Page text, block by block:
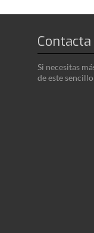
Si necesitas
de este